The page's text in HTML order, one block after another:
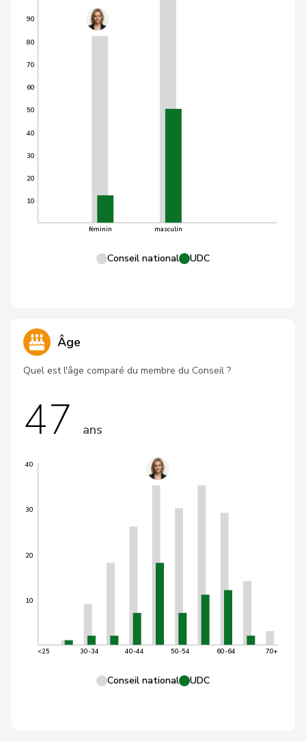
10
20
30
40
50
60
70
80
90
féminin masculin
Conseil national UDC
Âge
Quel est l'âge comparé du membre du Conseil ?
47 ans
10
20
30
40
<25 30-34 40-44 50-54 60-64 70+
Conseil national UDC